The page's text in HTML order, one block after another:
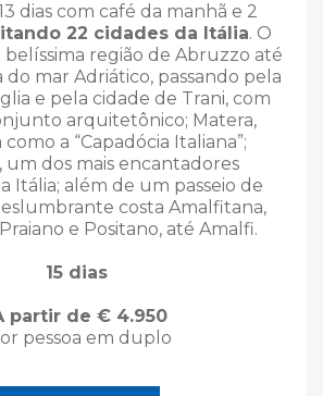
dias com café da manhã e 2
22 cidades da Itália. O
região de Abruzzo até
do mar Adriático, passando pela
e pela cidade de Trani, com
arquitetônico; Matera,
a “Capadócia Italiana”;
um dos mais encantadores
Itália; além de um passeio de
costa Amalfitana,
e Positano, até Amalfi.
15 dias
partir de € 4.950
pessoa em duplo